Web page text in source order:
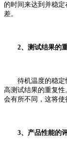
的时间来达到并稳
差。
2、测试结果的重
待机温度的稳定
高测试结果的重复
会有所不同，这将使
3、产品性能的